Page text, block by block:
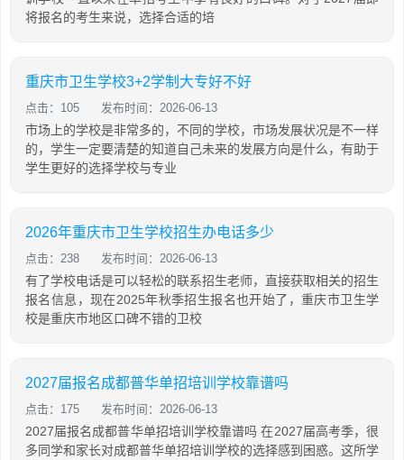
将报名的考生来说，选择合适的培
重庆市卫生学校3+2学制大专好不好
点击：105 发布时间：2026-06-13
市场上的学校是非常多的，不同的学校，市场发展状况是不一样
的，学生一定要清楚的知道自己未来的发展方向是什么，有助于
学生更好的选择学校与专业
2026年重庆市卫生学校招生办电话多少
点击：238 发布时间：2026-06-13
有了学校电话是可以轻松的联系招生老师，直接获取相关的招生
报名信息，现在2025年秋季招生报名也开始了，重庆市卫生学
校是重庆市地区口碑不错的卫校
2027届报名成都普华单招培训学校靠谱吗
点击：175 发布时间：2026-06-13
2027届报名成都普华单招培训学校靠谱吗 在2027届高考季，很
多同学和家长对成都普华单招培训学校的选择感到困惑。这所学